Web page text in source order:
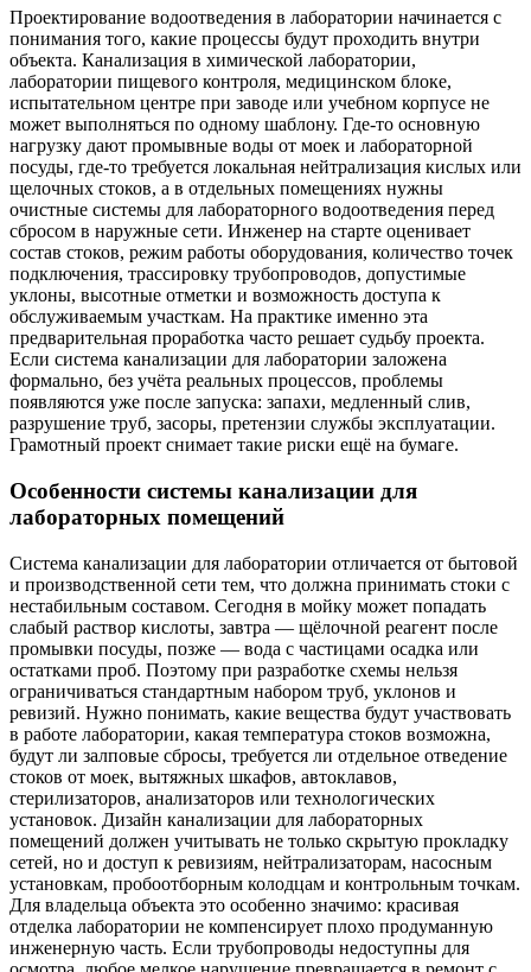
Проектирование водоотведения в лаборатории начинается с
понимания того, какие процессы будут проходить внутри
объекта. Канализация в химической лаборатории,
лаборатории пищевого контроля, медицинском блоке,
испытательном центре при заводе или учебном корпусе не
может выполняться по одному шаблону. Где-то основную
нагрузку дают промывные воды от моек и лабораторной
посуды, где-то требуется локальная нейтрализация кислых или
щелочных стоков, а в отдельных помещениях нужны
очистные системы для лабораторного водоотведения перед
сбросом в наружные сети. Инженер на старте оценивает
состав стоков, режим работы оборудования, количество точек
подключения, трассировку трубопроводов, допустимые
уклоны, высотные отметки и возможность доступа к
обслуживаемым участкам. На практике именно эта
предварительная проработка часто решает судьбу проекта.
Если система канализации для лаборатории заложена
формально, без учёта реальных процессов, проблемы
появляются уже после запуска: запахи, медленный слив,
разрушение труб, засоры, претензии службы эксплуатации.
Грамотный проект снимает такие риски ещё на бумаге.
Особенности системы канализации для
лабораторных помещений
Система канализации для лаборатории отличается от бытовой
и производственной сети тем, что должна принимать стоки с
нестабильным составом. Сегодня в мойку может попадать
слабый раствор кислоты, завтра — щёлочной реагент после
промывки посуды, позже — вода с частицами осадка или
остатками проб. Поэтому при разработке схемы нельзя
ограничиваться стандартным набором труб, уклонов и
ревизий. Нужно понимать, какие вещества будут участвовать
в работе лаборатории, какая температура стоков возможна,
будут ли залповые сбросы, требуется ли отдельное отведение
стоков от моек, вытяжных шкафов, автоклавов,
стерилизаторов, анализаторов или технологических
установок. Дизайн канализации для лабораторных
помещений должен учитывать не только скрытую прокладку
сетей, но и доступ к ревизиям, нейтрализаторам, насосным
установкам, пробоотборным колодцам и контрольным точкам.
Для владельца объекта это особенно значимо: красивая
отделка лаборатории не компенсирует плохо продуманную
инженерную часть. Если трубопроводы недоступны для